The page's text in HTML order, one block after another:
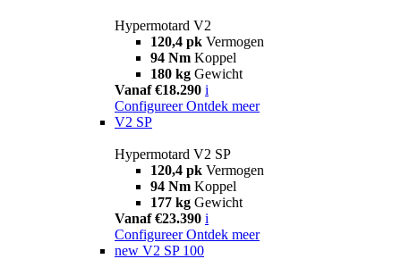
Hypermotard V2
120,4 pk Vermogen
94 Nm Koppel
180 kg Gewicht
Vanaf €18.290 i
Configureer Ontdek meer
V2 SP
Hypermotard V2 SP
120,4 pk Vermogen
94 Nm Koppel
177 kg Gewicht
Vanaf €23.390 i
Configureer Ontdek meer
new V2 SP 100